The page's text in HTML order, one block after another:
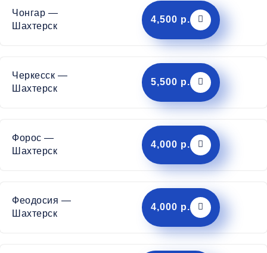
Чонгар —
Шахтерск
4,500 р.
Черкесск —
Шахтерск
5,500 р.
Форос —
Шахтерск
4,000 р.
Феодосия —
Шахтерск
4,000 р.